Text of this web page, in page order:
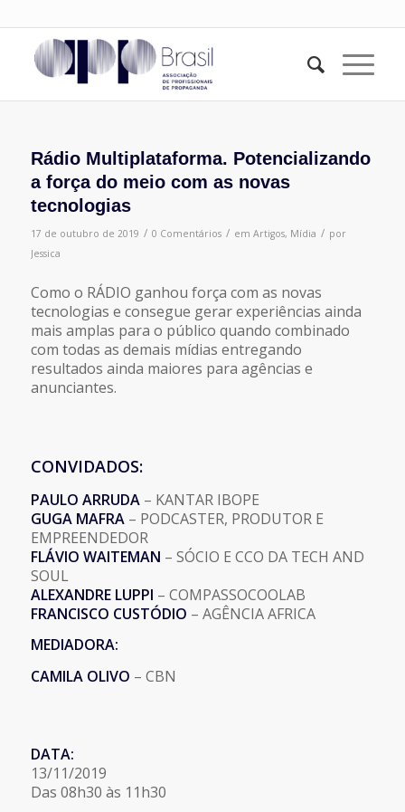
Rádio Multiplataforma. Potencializando
a força do meio com as novas
tecnologias
17 de outubro de 2019 / 0 Comentários / em Artigos, Mídia / por
Jessica
Como o RÁDIO ganhou força com as novas
tecnologias e consegue gerar experiências ainda
mais amplas para o público quando combinado
com todas as demais mídias entregando
resultados ainda maiores para agências e
anunciantes.
CONVIDADOS:
PAULO ARRUDA– KANTAR IBOPE
GUGA MAFRA– PODCASTER, PRODUTOR E
EMPREENDEDOR
FLÁVIO WAITEMAN – SÓCIO E CCO DA TECH AND
SOUL
ALEXANDRE LUPPI – COMPASSOCOOLAB
FRANCISCO CUSTÓDIO – AGÊNCIA AFRICA
MEDIADORA:
CAMILA OLIVO – CBN
DATA:
13/11/2019
Das 08h30 às 11h30